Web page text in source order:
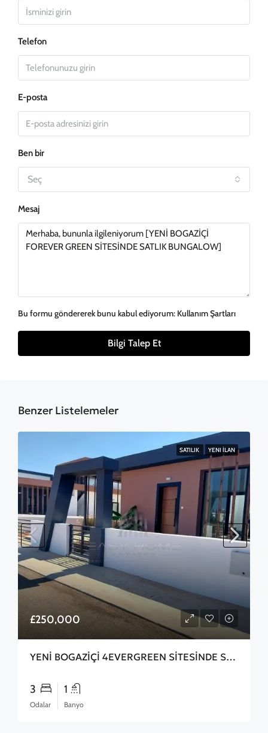
Telefon
E-posta
Ben bir
Seç
Mesaj
Bu formu göndererek bunu kabul ediyorum: Kullanım Şartları
Bilgi Talep Et
Benzer Listelemeler
SATILIK YENI İLAN
£250,000
YENİ BOGAZİÇİ 4EVERGREEN SİTESİNDE SATILIK BUNGALOW
3
Odalar
1
Banyo